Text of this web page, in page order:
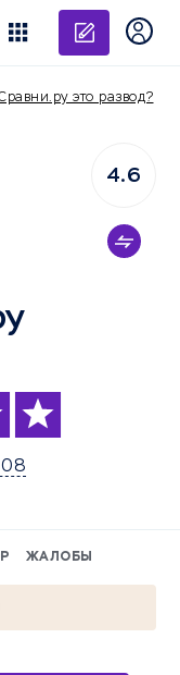
это развод?
4.6
ЖАЛОБЫ